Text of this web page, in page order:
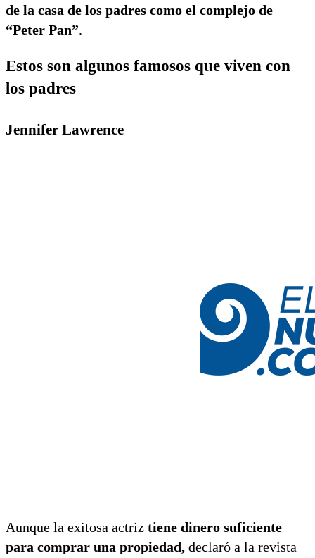
de la casa de los padres como el complejo de
“Peter Pan”.
Estos son algunos famosos que viven con
los padres
Jennifer Lawrence
Aunque la exitosa actriz tiene dinero suficiente
para comprar una propiedad, declaró a la revista